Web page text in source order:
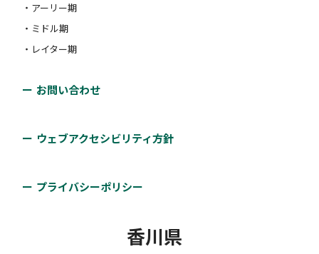
・アーリー期
・ミドル期
・レイター期
お問い合わせ
ウェブアクセシビリティ方針
プライバシーポリシー
香川県